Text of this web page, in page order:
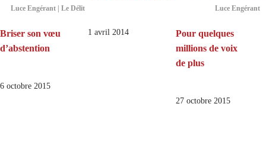
Luce Engérant | Le Délit
Briser son vœu
d’abstention
6 octobre 2015
1 avril 2014
Luce Engérant
Pour quelques
millions de voix
de plus
27 octobre 2015